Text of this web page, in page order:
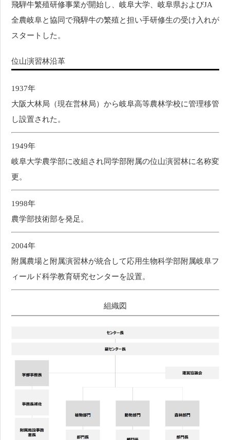
飛騨牛繁殖研修事業が開始し、岐阜大学、岐阜県およびJA
全農岐阜と協同で飛騨牛の繁殖と担い手研修生の受け入れが
スタートした。
位山演習林沿革
1937年
大阪大林局（現在営林局）から岐阜高等農林学校に管理移管
し設置された。
1949年
岐阜大学農学部に改組され同学部附属の位山演習林に名称変
更。
1998年
農学部技術部を発足。
2004年
附属農場と附属演習林が統合して応用生物科学部附属岐阜フ
ィールド科学教育研究センターを設置。
組織図